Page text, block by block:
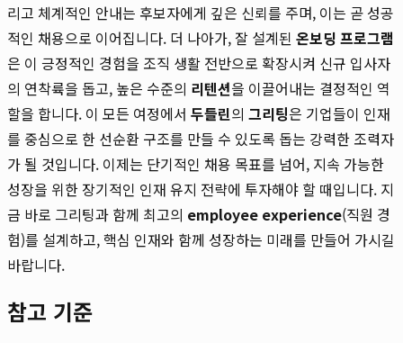
리고 체계적인 안내는 후보자에게 깊은 신뢰를 주며, 이는 곧 성공
적인 채용으로 이어집니다. 더 나아가, 잘 설계된 온보딩 프로그램
은 이 긍정적인 경험을 조직 생활 전반으로 확장시켜 신규 입사자
의 연착륙을 돕고, 높은 수준의 리텐션을 이끌어내는 결정적인 역
할을 합니다. 이 모든 여정에서 두들린의 그리팅은 기업들이 인재
를 중심으로 한 선순환 구조를 만들 수 있도록 돕는 강력한 조력자
가 될 것입니다. 이제는 단기적인 채용 목표를 넘어, 지속 가능한
성장을 위한 장기적인 인재 유지 전략에 투자해야 할 때입니다. 지
금 바로 그리팅과 함께 최고의 employee experience(직원 경
험)를 설계하고, 핵심 인재와 함께 성장하는 미래를 만들어 가시길
바랍니다.
참고 기준